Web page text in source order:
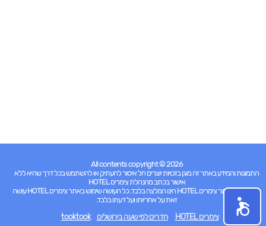
All contents copyright © 2026
התמונות והמידע באתר זה מוגן בזכויות יוצרים חל איסור להעתיק או להשתמש בכל דרך שהיא ללא
אישור בכתב מהנהלת צימרים HOTEL
כל האמור באתר צימרים HOTEL הינו המלצה בלבד. כל העושה שימוש באתר צימרים HOTEL עושה
זאת על אחריותו ועל דעתו בלבד.
צימרים HOTEL חדרים לפי שעה בירושלים tooktook